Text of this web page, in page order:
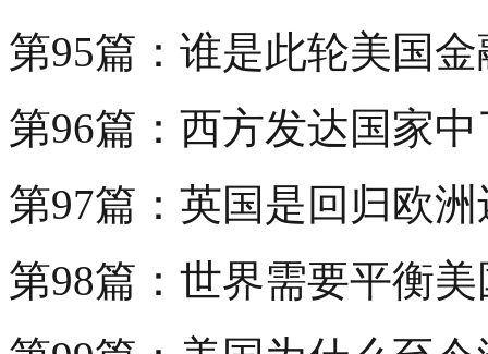
第95篇：谁是此轮美国
第96篇：西方发达国家
第97篇：英国是回归欧
第98篇：世界需要平衡